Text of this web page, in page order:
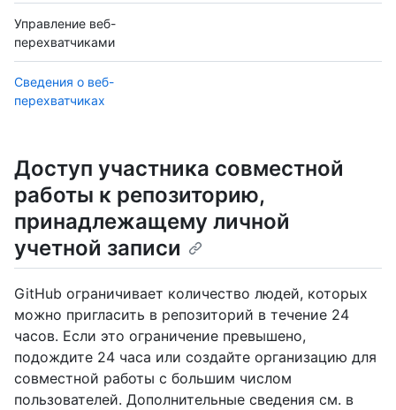
Управление веб-
перехватчиками
Сведения о веб-
перехватчиках
Доступ участника совместной
работы к репозиторию,
принадлежащему личной
учетной записи
GitHub ограничивает количество людей, которых
можно пригласить в репозиторий в течение 24
часов. Если это ограничение превышено,
подождите 24 часа или создайте организацию для
совместной работы с большим числом
пользователей. Дополнительные сведения см. в